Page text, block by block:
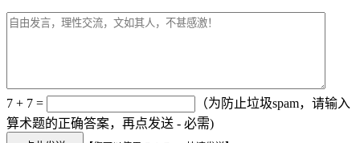
7 + 7 =
（为防止垃圾spam，请输入
算术题的正确答案，再点发送 - 必需)